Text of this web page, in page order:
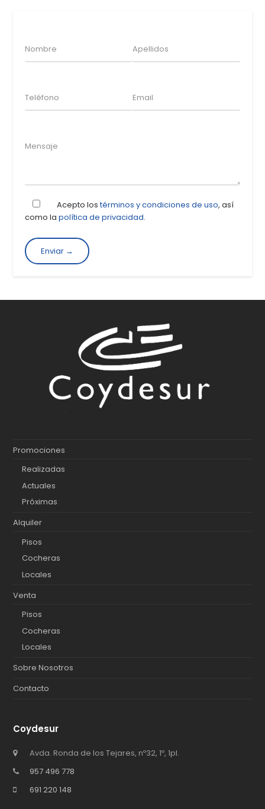
Acepto lostérminos y condiciones de uso, así
como lapolítica de privacidad.
Promociones
Realizadas
Actuales
Próximas
Alquiler
Pisos
Cocheras
Locales
Venta
Pisos
Cocheras
Locales
Sobre Nosotros
Contacto
Coydesur
Avda. Ronda de los Tejares, nº32, 1º, 1pl.
957 496 778
691 220 148